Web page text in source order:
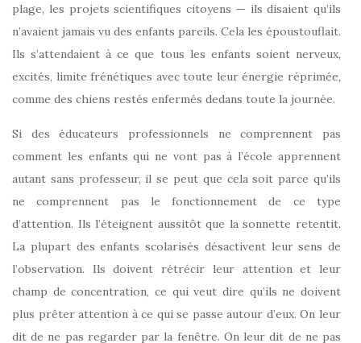
plage, les projets scientifiques citoyens — ils disaient qu’ils
n’avaient jamais vu des enfants pareils. Cela les époustouflait.
Ils s’attendaient à ce que tous les enfants soient nerveux,
excités, limite frénétiques avec toute leur énergie réprimée,
comme des chiens restés enfermés dedans toute la journée.
Si des éducateurs professionnels ne comprennent pas
comment les enfants qui ne vont pas à l’école apprennent
autant sans professeur, il se peut que cela soit parce qu’ils
ne comprennent pas le fonctionnement de ce type
d’attention. Ils l’éteignent aussitôt que la sonnette retentit.
La plupart des enfants scolarisés désactivent leur sens de
l’observation. Ils doivent rétrécir leur attention et leur
champ de concentration, ce qui veut dire qu’ils ne doivent
plus prêter attention à ce qui se passe autour d’eux. On leur
dit de ne pas regarder par la fenêtre. On leur dit de ne pas